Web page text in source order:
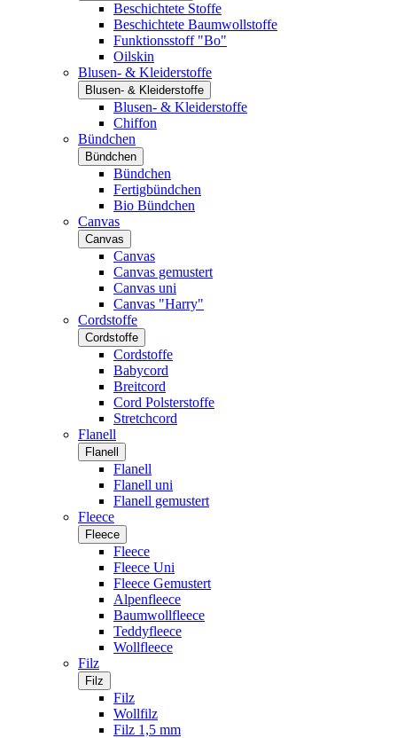
Beschichtete Stoffe
Beschichtete Baumwollstoffe
Funktionsstoff "Bo"
Oilskin
Blusen- & Kleiderstoffe
Blusen- & Kleiderstoffe
Blusen- & Kleiderstoffe
Chiffon
Bündchen
Bündchen
Bündchen
Fertigbündchen
Bio Bündchen
Canvas
Canvas
Canvas
Canvas gemustert
Canvas uni
Canvas "Harry"
Cordstoffe
Cordstoffe
Cordstoffe
Babycord
Breitcord
Cord Polsterstoffe
Stretchcord
Flanell
Flanell
Flanell
Flanell uni
Flanell gemustert
Fleece
Fleece
Fleece
Fleece Uni
Fleece Gemustert
Alpenfleece
Baumwollfleece
Teddyfleece
Wollfleece
Filz
Filz
Filz
Wollfilz
Filz 1,5 mm